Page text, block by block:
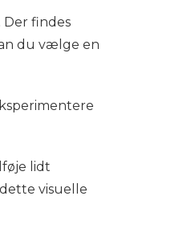
findes
du vælge en
lidt
visuelle